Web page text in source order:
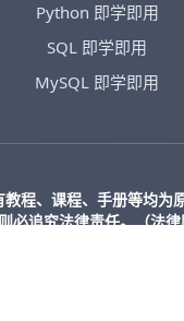
Python 即学即用
SQL 即学即用
MySQL 即学即用
程、课程、手册等均为
必追究法律责任。（法